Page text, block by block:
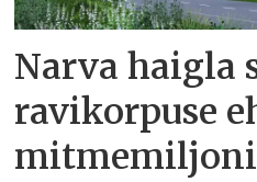
Narva haigla
ravikorpuse